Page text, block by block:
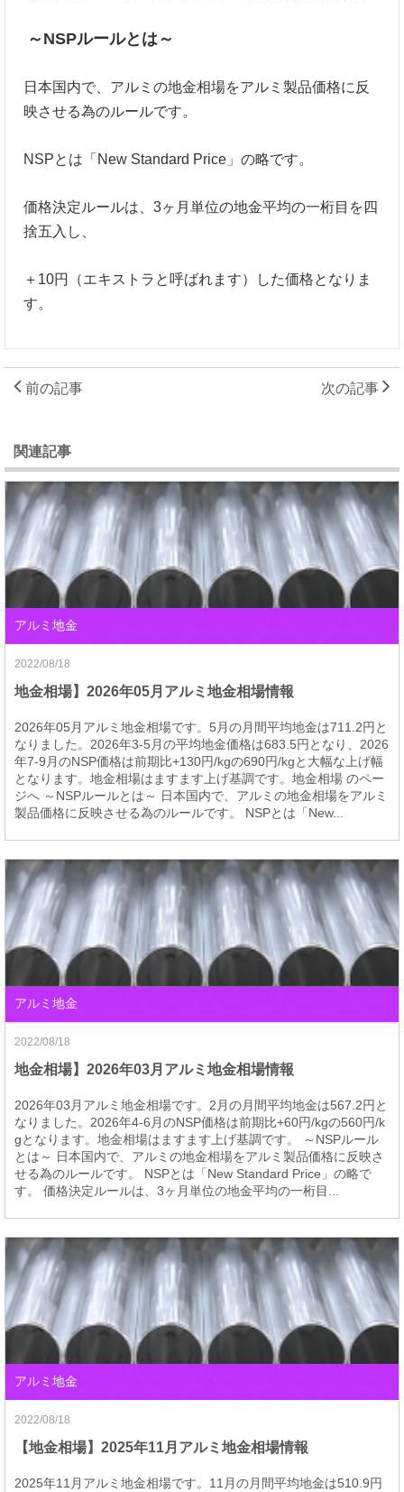
～NSPルールとは～
日本国内で、アルミの地金相場をアルミ製品価格に反
映させる為のルールです。
NSPとは「New Standard Price」の略です。
価格決定ルールは、3ヶ月単位の地金平均の一桁目を四
捨五入し、
＋10円（エキストラと呼ばれます）した価格となりま
す。
前の記事 次の記事
関連記事
アルミ地金
2022/08/18
地金相場】2026年05月アルミ地金相場情報
2026年05月アルミ地金相場です。5月の月間平均地金は711.2円と
なりました。2026年3-5月の平均地金価格は683.5円となり、2026
年7-9月のNSP価格は前期比+130円/kgの690円/kgと大幅な上げ幅
となります。地金相場はますます上げ基調です。地金相場 のペー
ジへ ～NSPルールとは～ 日本国内で、アルミの地金相場をアルミ
製品価格に反映させる為のルールです。 NSPとは「New...
アルミ地金
2022/08/18
地金相場】2026年03月アルミ地金相場情報
2026年03月アルミ地金相場です。2月の月間平均地金は567.2円と
なりました。2026年4-6月のNSP価格は前期比+60円/kgの560円/k
gとなります。地金相場はますます上げ基調です。 ～NSPルール
とは～ 日本国内で、アルミの地金相場をアルミ製品価格に反映さ
せる為のルールです。 NSPとは「New Standard Price」の略で
す。 価格決定ルールは、3ヶ月単位の地金平均の一桁目...
アルミ地金
2022/08/18
【地金相場】2025年11月アルミ地金相場情報
2025年11月アルミ地金相場です。11月の月間平均地金は510.9円